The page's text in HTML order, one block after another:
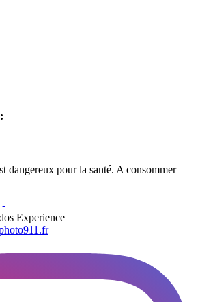
dangereux pour la santé. A consommer
-
Experience